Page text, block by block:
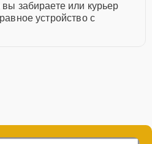
забираете или курьер
устройство с